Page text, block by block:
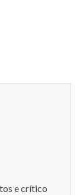
e crítico